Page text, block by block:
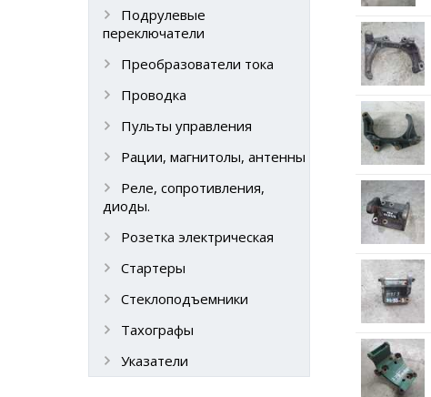
Подрулевые
переключатели
Преобразователи тока
Проводка
Пульты управления
Рации, магнитолы, антенны
Реле, сопротивления,
диоды.
Розетка электрическая
Стартеры
Стеклоподъемники
Тахографы
Указатели